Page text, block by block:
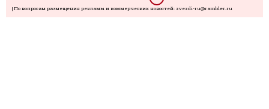
| По вопросам размещения рекламы и коммерческих новостей: zvezdi-ru@rambler.ru